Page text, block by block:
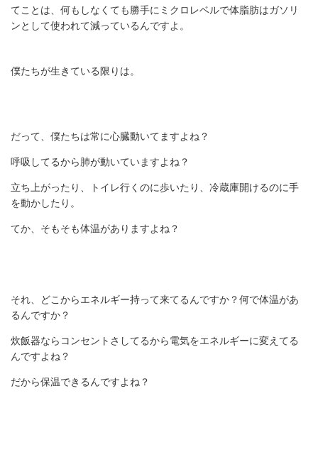
てことは、何もしなくても勝手にミクロレベルで体脂肪はガソリ
ンとして使われて減っているんですよ。
僕たちが生きている限りは。
だって、僕たちは常に心臓動いてますよね？
呼吸してるから肺が動いていますよね？
立ち上がったり、トイレ行くのに歩いたり、冷蔵庫開けるのに手
を動かしたり。
てか、そもそも体温がありますよね？
それ、どこからエネルギー持って来てるんですか？何で体温があ
るんですか？
炊飯器ならコンセントさしてるから電気をエネルギーに変えてる
んですよね？
だから保温できるんですよね？